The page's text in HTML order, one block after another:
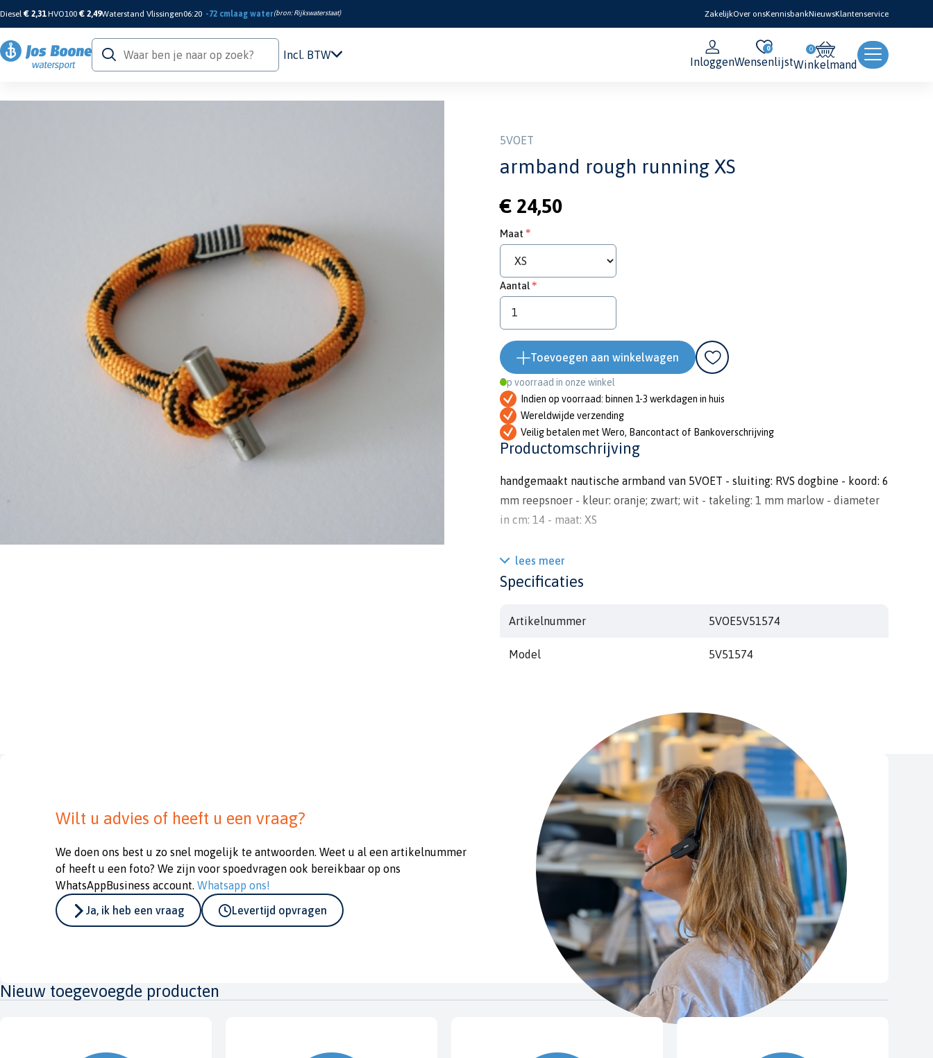
Diesel€ 2,31 HVO100 € 2,49Waterstand Vlissingen06:20 -72 cmlaag water(bron:Rijkswaterstaat) ZakelijkOver onsKennisbankNieuwsKlantenservice
Navigatie & Elektronica
Outlet
Incl. BTW
Inloggen
0
WensenlijstWinkelmand
5VOET
armband rough running XS
€ 24,50
Maat
Aantal
Toevoegen aan winkelwagen
Op voorraad in onze winkel
Indien op voorraad: binnen 1-3 werkdagen in huis
Wereldwijde verzending
Veilig betalen met Wero, Bancontact of Bankoverschrijving
Productomschrijving
handgemaakt nautische armband van 5VOET - sluiting: RVS dogbine - koord: 6
mm reepsnoer - kleur: oranje; zwart; wit - takeling: 1 mm marlow - diameter
in cm: 14 - maat: XS
lees meer
Specificaties
Artikelnummer 5VOE5V51574
Model 5V51574
Wilt u advies of heeft u een vraag?
We doen ons best u zo snel mogelijk te antwoorden. Weet u al een artikelnummer
of heeft u een foto? We zijn voor spoedvragen ook bereikbaar op ons
WhatsAppBusiness account. Whatsapp ons!
Ja, ik heb een vraag
Levertijd opvragen
Nieuw toegevoegde producten